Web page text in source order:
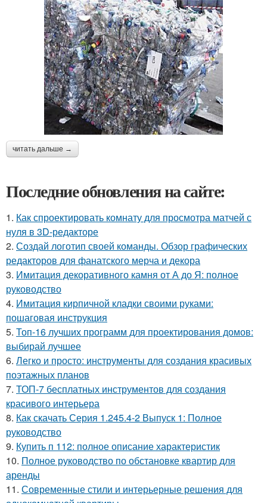
читать дальше →
Последние обновления на сайте:
1. Как спроектировать комнату для просмотра матчей с
нуля в 3D-редакторе
2. Создай логотип своей команды. Обзор графических
редакторов для фанатского мерча и декора
3. Имитация декоративного камня от А до Я: полное
руководство
4. Имитация кирпичной кладки своими руками:
пошаговая инструкция
5. Топ-16 лучших программ для проектирования домов:
выбирай лучшее
6. Легко и просто: инструменты для создания красивых
поэтажных планов
7. ТОП-7 бесплатных инструментов для создания
красивого интерьера
8. Как скачать Серия 1.245.4-2 Выпуск 1: Полное
руководство
9. Купить п 112: полное описание характеристик
10. Полное руководство по обстановке квартир для
аренды
11. Современные стили и интерьерные решения для